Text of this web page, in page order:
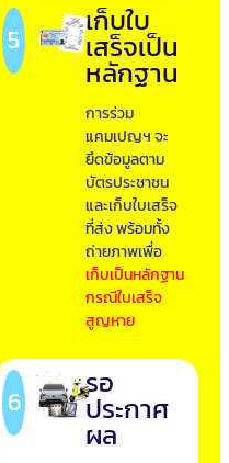
5
เก็บใบ
เสร็จเป็น
หลักฐาน
การร่วม
แคมเปญฯ จะ
ยึดข้อมูลตาม
บัตรประชาชน
และเก็บใบเสร็จ
ที่ส่ง พร้อมทั้ง
ถ่ายภาพเพื่อ
เก็บเป็นหลักฐาน
กรณีใบเสร็จ
สูญหาย
6
รอ
ประกาศ
ผล